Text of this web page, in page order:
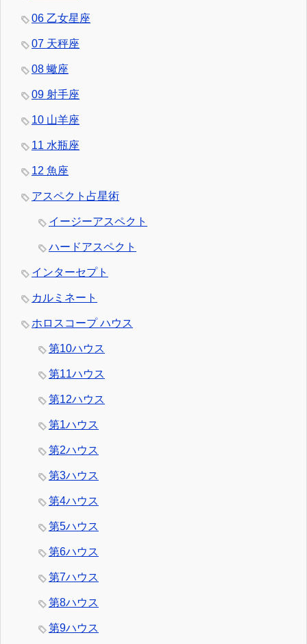
06 乙女星座
07 天秤座
08 蠍座
09 射手座
10 山羊座
11 水瓶座
12 魚座
アスペクト占星術
イージーアスペクト
ハードアスペクト
インターセプト
カルミネート
ホロスコープ ハウス
第10ハウス
第11ハウス
第12ハウス
第1ハウス
第2ハウス
第3ハウス
第4ハウス
第5ハウス
第6ハウス
第7ハウス
第8ハウス
第9ハウス